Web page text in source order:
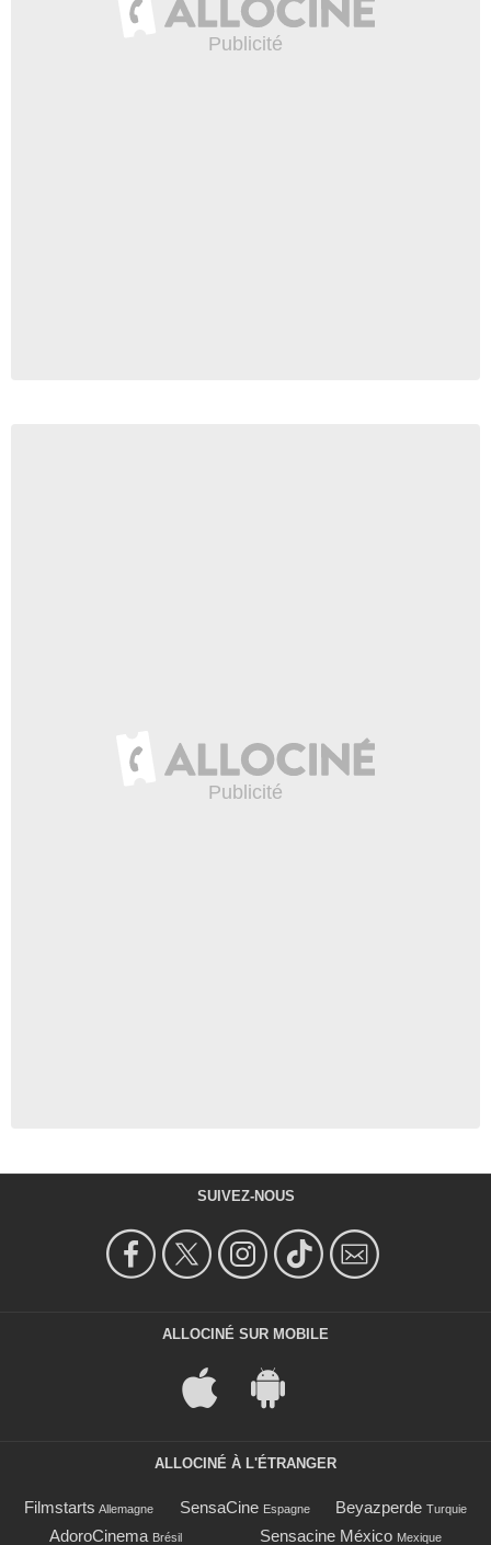
SUIVEZ-NOUS
ALLOCINÉ SUR MOBILE
ALLOCINÉ À L'ÉTRANGER
Filmstarts Allemagne SensaCine Espagne Beyazperde Turquie
AdoroCinema Brésil Sensacine México Mexique